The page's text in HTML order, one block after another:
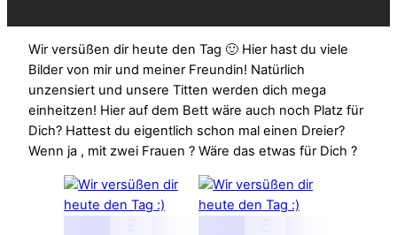
Wir versüßen dir heute den Tag 🙂 Hier hast du viele
Bilder von mir und meiner Freundin! Natürlich
unzensiert und unsere Titten werden dich mega
einheitzen! Hier auf dem Bett wäre auch noch Platz für
Dich? Hattest du eigentlich schon mal einen Dreier?
Wenn ja , mit zwei Frauen ? Wäre das etwas für Dich ?